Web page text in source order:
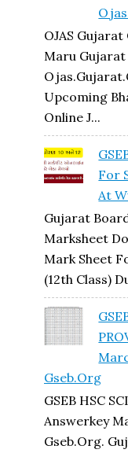
OJAS
Maru
Upcoming
Online J...
For
At
Gujarat
Marksheet
Mark Sheet
(12th Class)
Gseb.org
GSEB HSC
Answerkey
Gseb.org.